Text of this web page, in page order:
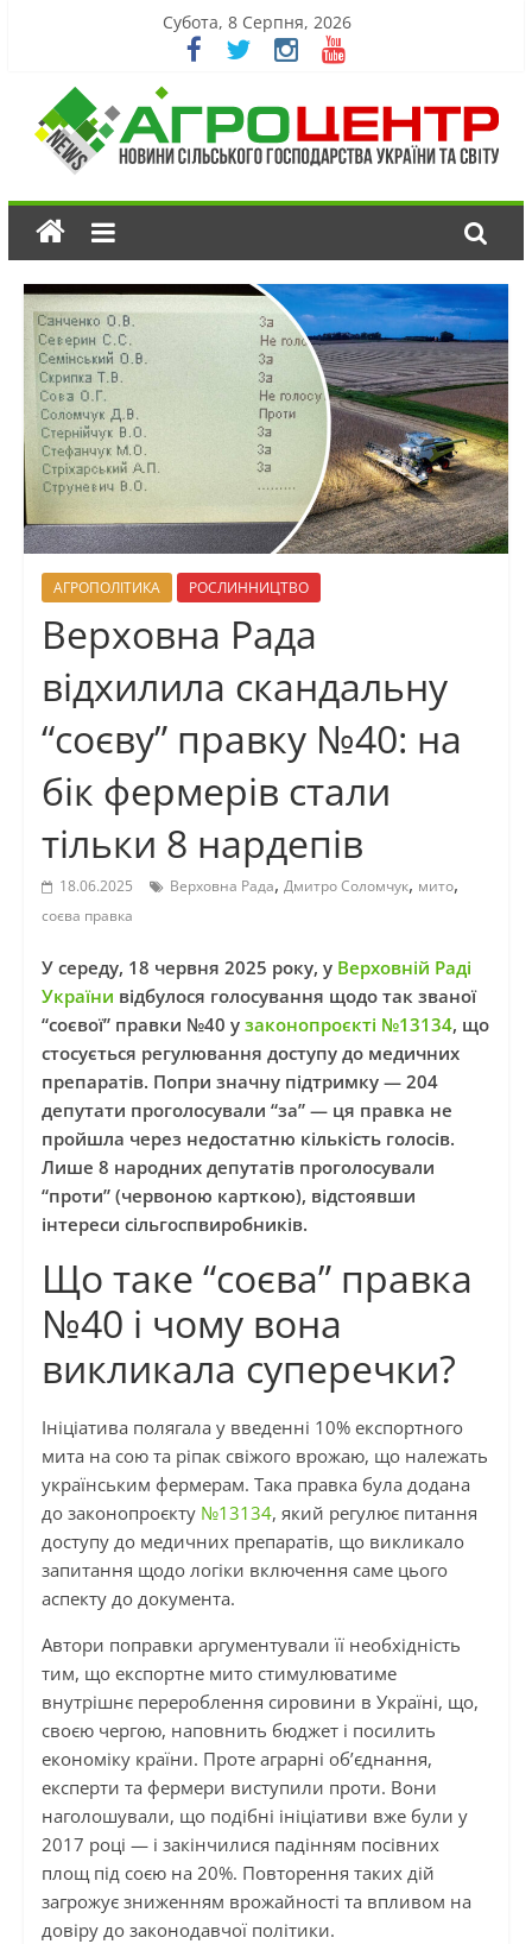
Субота, 8 Серпня, 2026
АГРОПОЛІТИКА РОСЛИННИЦТВО
Верховна Рада
відхилила скандальну
“соєву” правку №40: на
бік фермерів стали
тільки 8 нардепів
18.06.2025 Верховна Рада, Дмитро Соломчук, мито,
соєва правка
У середу, 18 червня 2025 року, у Верховній Раді
України відбулося голосування щодо так званої
“соєвої” правки №40 у законопроєкті №13134, що
стосується регулювання доступу до медичних
препаратів. Попри значну підтримку — 204
депутати проголосували “за” — ця правка не
пройшла через недостатню кількість голосів.
Лише 8 народних депутатів проголосували
“проти” (червоною карткою), відстоявши
інтереси сільгоспвиробників.
Що таке “соєва” правка
№40 і чому вона
викликала суперечки?
Ініціатива полягала у введенні 10% експортного
мита на сою та ріпак свіжого врожаю, що належать
українським фермерам. Така правка була додана
до законопроєкту №13134, який регулює питання
доступу до медичних препаратів, що викликало
запитання щодо логіки включення саме цього
аспекту до документа.
Автори поправки аргументували її необхідність
тим, що експортне мито стимулюватиме
внутрішнє перероблення сировини в Україні, що,
своєю чергою, наповнить бюджет і посилить
економіку країни. Проте аграрні об’єднання,
експерти та фермери виступили проти. Вони
наголошували, що подібні ініціативи вже були у
2017 році — і закінчилися падінням посівних
площ під соєю на 20%. Повторення таких дій
загрожує зниженням врожайності та впливом на
довіру до законодавчої політики.